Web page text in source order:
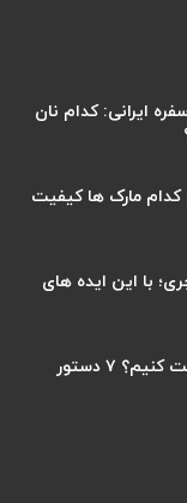
ایرانی: کدام نان
کدام مارک ها کیفیت
با این ایده های
چطور نوشیدنی موکتل خانگی بدون الکل درست کنیم؟ ۷ دستور